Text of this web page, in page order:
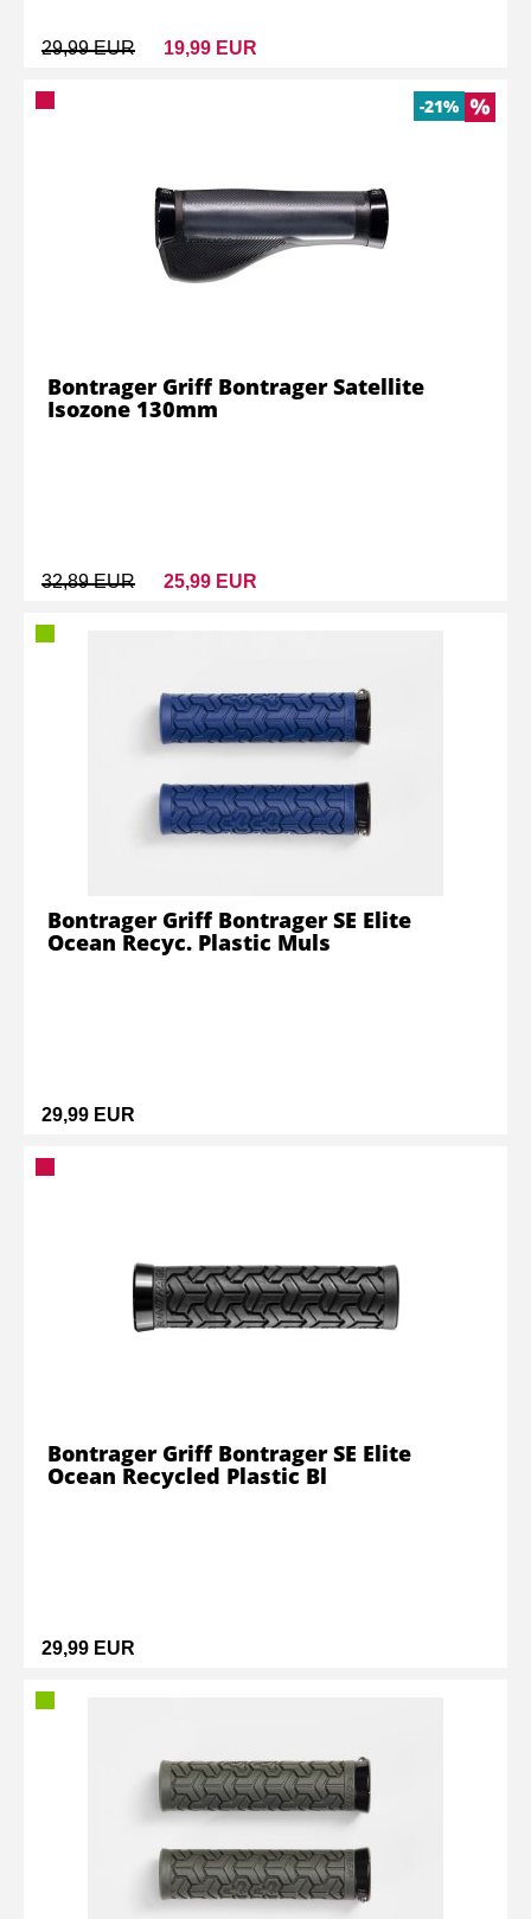
29,99 EUR 19,99 EUR
-21%
32,89 EUR 25,99 EUR
Bontrager Griff Bontrager Satellite
Isozone 130mm
29,99 EUR
Bontrager Griff Bontrager SE Elite
Ocean Recyc. Plastic Muls
29,99 EUR
Bontrager Griff Bontrager SE Elite
Ocean Recycled Plastic Bl